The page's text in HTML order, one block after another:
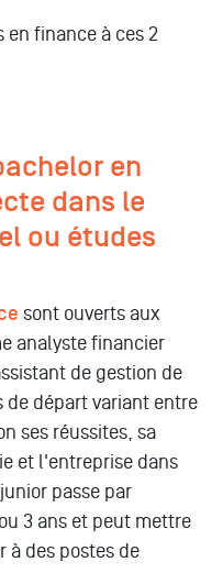
en finance à ces 2
en
dans le
ou études
sont ouverts aux
analyste financier
de gestion de
de départ variant entre
ses réussites, sa
et l'entreprise dans
passe par
3 ans et peut mettre
à des postes de